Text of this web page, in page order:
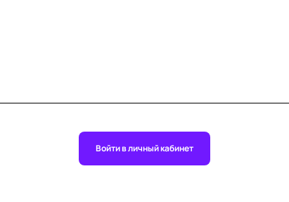
Войти в личный кабинет